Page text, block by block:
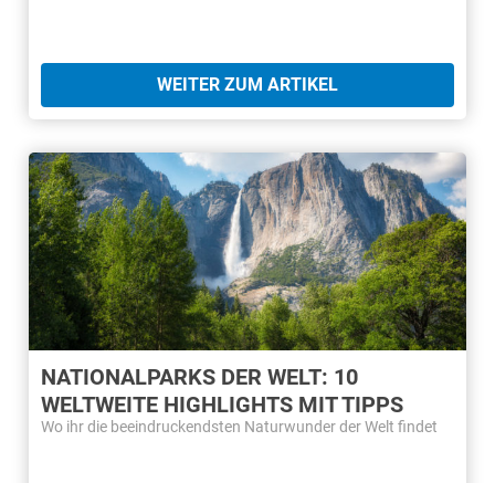
WEITER ZUM ARTIKEL
NATIONALPARKS DER WELT: 10
WELTWEITE HIGHLIGHTS MIT TIPPS
Wo ihr die beeindruckendsten Naturwunder der Welt findet